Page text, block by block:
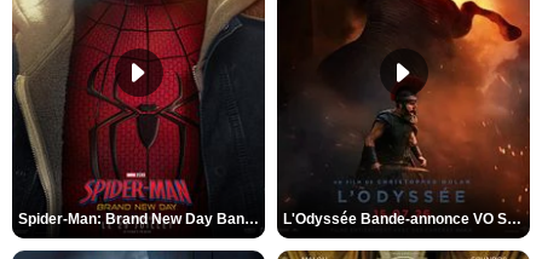
Spider-Man: Brand New Day Bande-annonce VO STFR L'Odyssée Bande-annonce VO STFR